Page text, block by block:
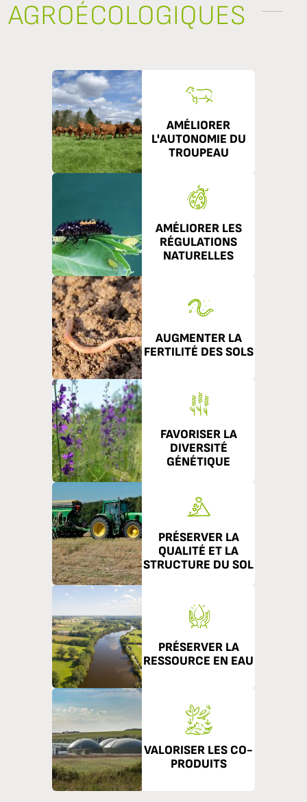
AGROÉCOLOGIQUES
AMÉLIORER
L'AUTONOMIE DU
TROUPEAU
AMÉLIORER LES
RÉGULATIONS
NATURELLES
AUGMENTER LA
FERTILITÉ DES SOLS
FAVORISER LA
DIVERSITÉ
GÉNÉTIQUE
PRÉSERVER LA
QUALITÉ ET LA
STRUCTURE DU SOL
PRÉSERVER LA
RESSOURCE EN EAU
VALORISER LES CO-
PRODUITS